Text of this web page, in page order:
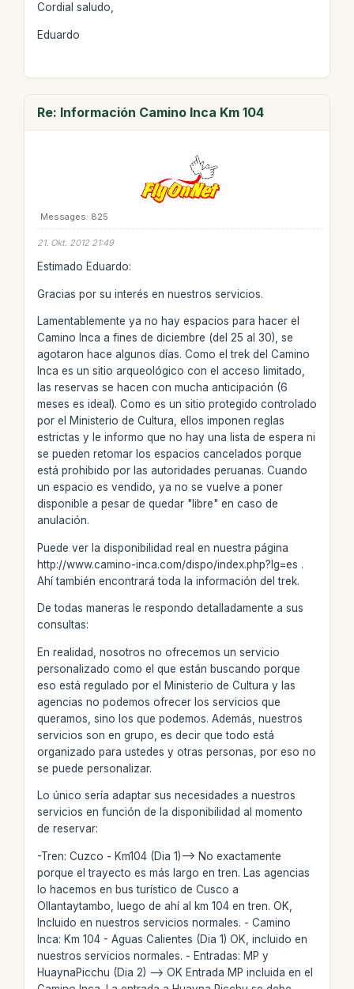
Cordial saludo,
Eduardo
Re: Información Camino Inca Km 104
Messages: 825
21. Okt. 2012 21:49
Estimado Eduardo:
Gracias por su interés en nuestros servicios.
Lamentablemente ya no hay espacios para hacer el
Camino Inca a fines de diciembre (del 25 al 30), se
agotaron hace algunos días. Como el trek del Camino
Inca es un sitio arqueológico con el acceso limitado,
las reservas se hacen con mucha anticipación (6
meses es ideal). Como es un sitio protegido controlado
por el Ministerio de Cultura, ellos imponen reglas
estrictas y le informo que no hay una lista de espera ni
se pueden retomar los espacios cancelados porque
está prohibido por las autoridades peruanas. Cuando
un espacio es vendido, ya no se vuelve a poner
disponible a pesar de quedar "libre" en caso de
anulación.
Puede ver la disponibilidad real en nuestra página
http://www.camino-inca.com/dispo/index.php?lg=es .
Ahí también encontrará toda la información del trek.
De todas maneras le respondo detalladamente a sus
consultas:
En realidad, nosotros no ofrecemos un servicio
personalizado como el que están buscando porque
eso está regulado por el Ministerio de Cultura y las
agencias no podemos ofrecer los servicios que
queramos, sino los que podemos. Además, nuestros
servicios son en grupo, es decir que todo está
organizado para ustedes y otras personas, por eso no
se puede personalizar.
Lo único sería adaptar sus necesidades a nuestros
servicios en función de la disponibilidad al momento
de reservar:
-Tren: Cuzco - Km104 (Dia 1)--> No exactamente
porque el trayecto es más largo en tren. Las agencias
lo hacemos en bus turístico de Cusco a
Ollantaytambo, luego de ahí al km 104 en tren. OK,
Incluido en nuestros servicios normales. - Camino
Inca: Km 104 - Aguas Calientes (Dia 1) OK, incluido en
nuestros servicios normales. - Entradas: MP y
HuaynaPicchu (Dia 2) --> OK Entrada MP incluida en el